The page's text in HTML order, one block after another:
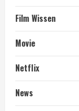
Film Wissen
Movie
Netflix
News